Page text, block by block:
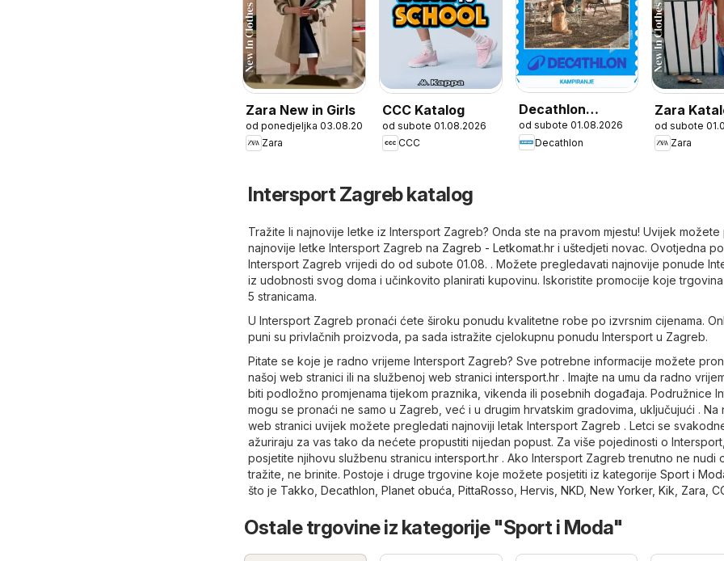
Zara New in Girls
od ponedjeljka 03.08.2026
Zara
CCC Katalog
od subote 01.08.2026
CCC
Decathlon
Sezonska ponuda
od subote 01.08.2026
Decathlon
Zara
od subote
Zara
Intersport Zagreb katalog
Tražite li najnovije letke iz Intersport Zagreb? Onda ste na pravom mjestu! Uvijek možete
najnovije letke Intersport Zagreb na Zagreb - Letkomat.hr i uštedjeti novac. Ovotjedna
Intersport Zagreb vrijedi do od subote 01.08. . Možete pregledavati najnovije ponude
iz udobnosti svog doma i učinkovito planirati kupovinu. Iskoristite promocije koje
5 stranicama.
U Intersport Zagreb pronaći ćete široku ponudu kvalitetne robe po izvrsnim cijenama.
puni su privlačnih proizvoda, pa sada istražite cjelokupnu ponudu Intersport u Zagreb.
Pitate se koje je radno vrijeme Intersport Zagreb? Sve potrebne informacije možete
našoj web stranici ili na službenoj web stranici intersport.hr . Imajte na umu da radno
biti podložno promjenama tijekom praznika, vikenda ili posebnih događaja. Podružnice
mogu se pronaći ne samo u Zagreb, već i u drugim hrvatskim gradovima, uključujući . Na
web stranici uvijek možete pregledati najnoviji letak Intersport Zagreb . Letci se
ažuriraju za vas tako da nećete propustiti nijedan popust. Za više pojedinosti o Intersport,
posjetite njihovu službenu stranicu intersport.hr . Ako Intersport Zagreb trenutno ne nudi
tražite, ne brinite. Postoje i druge trgovine koje možete posjetiti iz kategorije Sport i
što je Takko Decathlon Planet obuća PittaRosso Hervis NKD New Yorker, Kik Zara
Ostale trgovine iz kategorije "Sport i Moda"